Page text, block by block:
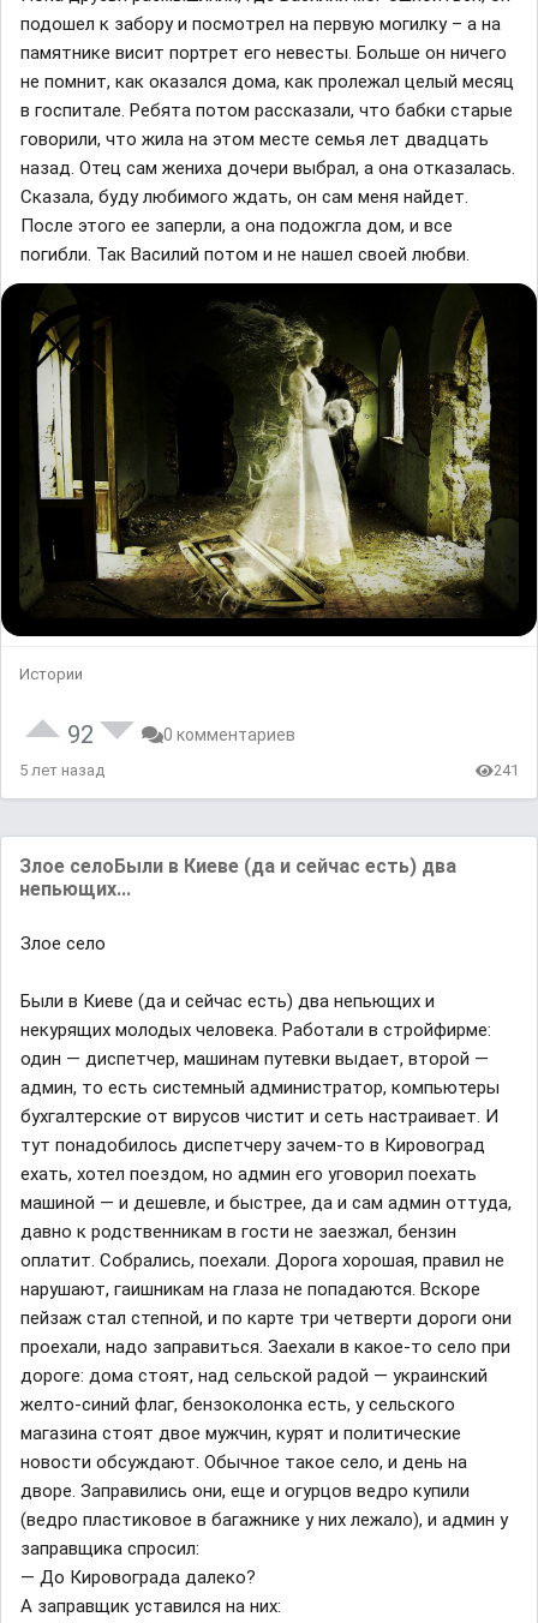
подошел к забору и посмотрел на первую могилку – а на
памятнике висит портрет его невесты. Больше он ничего
не помнит, как оказался дома, как пролежал целый месяц
в госпитале. Ребята потом рассказали, что бабки старые
говорили, что жила на этом месте семья лет двадцать
назад. Отец сам жениха дочери выбрал, а она отказалась.
Сказала, буду любимого ждать, он сам меня найдет.
После этого ее заперли, а она подожгла дом, и все
погибли. Так Василий потом и не нашел своей любви.
Истории
92 0 комментариев
5 лет назад 241
Злое селоБыли в Киеве (да и сейчас есть) два
непьющих...
Злое село
Были в Киеве (да и сейчас есть) два непьющих и
некурящих молодых человека. Работали в стройфирме:
один — диспетчер, машинам путевки выдает, второй —
админ, то есть системный администратор, компьютеры
бухгалтерские от вирусов чистит и сеть настраивает. И
тут понадобилось диспетчеру зачем-то в Кировоград
ехать, хотел поездом, но админ его уговорил поехать
машиной — и дешевле, и быстрее, да и сам админ оттуда,
давно к родственникам в гости не заезжал, бензин
оплатит. Собрались, поехали. Дорога хорошая, правил не
нарушают, гаишникам на глаза не попадаются. Вскоре
пейзаж стал степной, и по карте три четверти дороги они
проехали, надо заправиться. Заехали в какое-то село при
дороге: дома стоят, над сельской радой — украинский
желто-синий флаг, бензоколонка есть, у сельского
магазина стоят двое мужчин, курят и политические
новости обсуждают. Обычное такое село, и день на
дворе. Заправились они, еще и огурцов ведро купили
(ведро пластиковое в багажнике у них лежало), и админ у
заправщика спросил:
— До Кировограда далеко?
А заправщик уставился на них: